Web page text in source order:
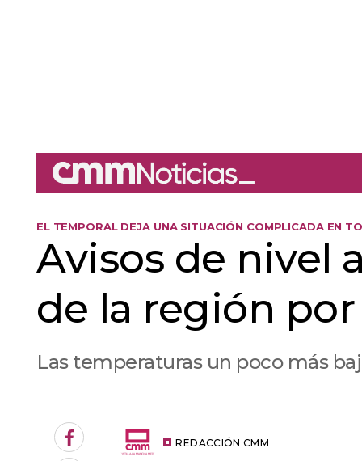
EL TEMPORAL DEJA UNA SITUACIÓN COMPLICADA EN
Avisos de nivel
de la región
Las temperaturas un poco más
Facebook REDACCIÓN CMM